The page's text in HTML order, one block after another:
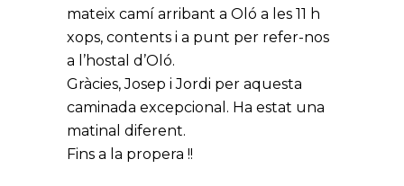
mateix camí arribant a Oló a les 11 h
xops, contents i a punt per refer-nos
a l’hostal d’Oló.
Gràcies, Josep i Jordi per aquesta
caminada excepcional. Ha estat una
matinal diferent.
Fins a la propera !!